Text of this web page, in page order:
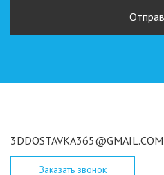
3DDOSTAVKA365@GMAIL.COM
Заказать звонок